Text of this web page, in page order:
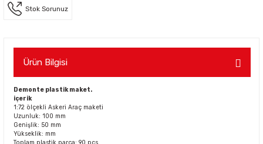
Stok Sorunuz
Ürün Bilgisi
Demonte plastik maket.
içerik
1:72 ölçekli Askeri Araç maketi
Uzunluk: 100 mm
Genişlik: 50 mm
Yükseklik: mm